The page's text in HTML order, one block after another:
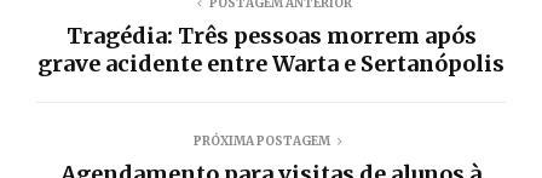
POSTAGEM ANTERIOR
Tragédia: Três pessoas morrem após
grave acidente entre Warta e Sertanópolis
PRÓXIMA POSTAGEM